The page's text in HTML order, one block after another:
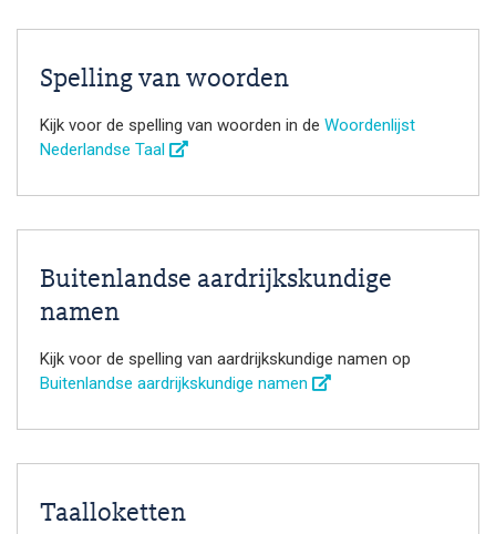
Spelling van woorden
Kijk voor de spelling van woorden in de Woordenlijst
Nederlandse Taal
Buitenlandse aardrijkskundige
namen
Kijk voor de spelling van aardrijkskundige namen op
Buitenlandse aardrijkskundige namen
Taalloketten